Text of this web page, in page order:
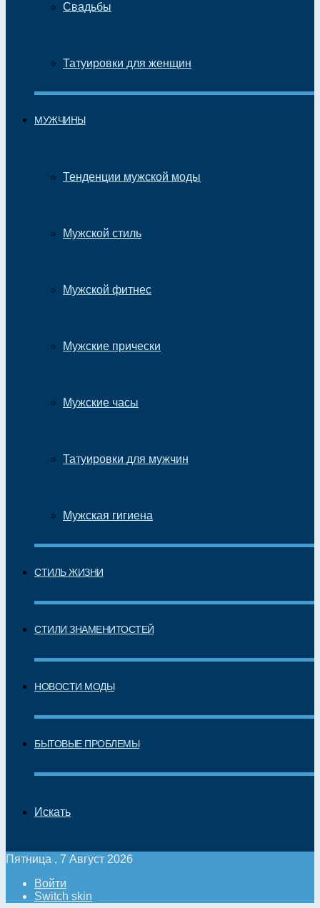
Свадьбы
Татуировки для женщин
МУЖЧИНЫ
Тенденции мужской моды
Мужской стиль
Мужской фитнес
Мужские прически
Мужские часы
Татуировки для мужчин
Мужская гигиена
СТИЛЬ ЖИЗНИ
СТИЛИ ЗНАМЕНИТОСТЕЙ
НОВОСТИ МОДЫ
БЫТОВЫЕ ПРОБЛЕМЫ
Искать
Пятница , 7 Август 2026
Войти
Switch skin